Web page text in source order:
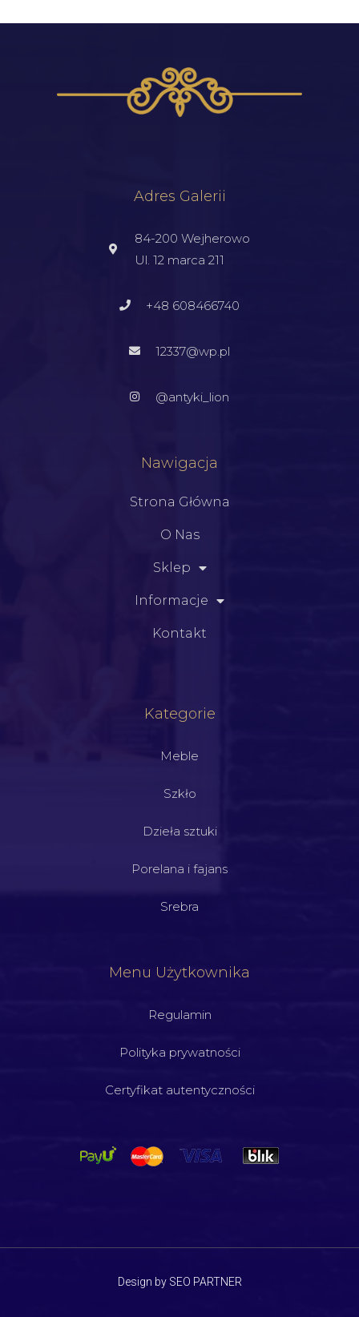
Adres Galerii
84-200 Wejherowo
Ul. 12 marca 211
+48 608466740
12337@wp.pl
@antyki_lion
Nawigacja
Strona Główna
O Nas
Sklep
Informacje
Kontakt
Kategorie
Meble
Szkło
Dzieła sztuki
Porelana i fajans
Srebra
Menu Użytkownika
Regulamin
Polityka prywatności
Certyfikat autentyczności
Design by SEO PARTNER